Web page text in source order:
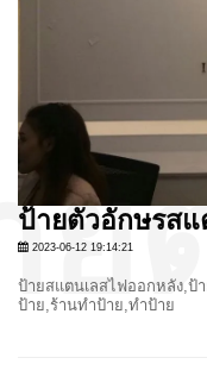
ป้ายตัวอักษรสแ
2023-06-12 19:14:21
ป้ายสแตนเลสไฟออกหลัง,ป้
ป้าย,ร้านทำป้าย,ทำป้าย